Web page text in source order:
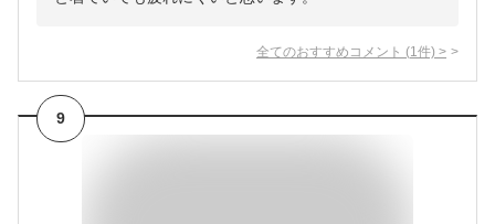
全てのおすすめコメント (1 件) >
9